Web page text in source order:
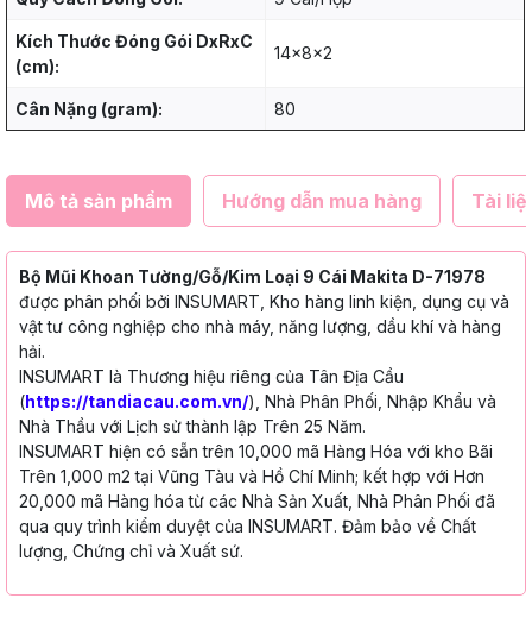
Kích Thước Đóng Gói DxRxC
(cm):
14x8x2
Cân Nặng (gram): 80
Mô tả sản phẩm Hướng dẫn mua hàng Tài
Bộ Mũi Khoan Tường/Gỗ/Kim Loại 9 Cái Makita D-71978
được phân phối bởi INSUMART, Kho hàng linh kiện, dụng cụ và
vật tư công nghiệp cho nhà máy, năng lượng, dầu khí và hàng
hải.
INSUMART là Thương hiệu riêng của Tân Địa Cầu
(https://tandiacau.com.vn/), Nhà Phân Phối, Nhập Khẩu và
Nhà Thầu với Lịch sử thành lập Trên 25 Năm.
INSUMART hiện có sẵn trên 10,000 mã Hàng Hóa với kho Bãi
Trên 1,000 m2 tại Vũng Tàu và Hồ Chí Minh; kết hợp với Hơn
20,000 mã Hàng hóa từ các Nhà Sản Xuất, Nhà Phân Phối đã
qua quy trình kiểm duyệt của INSUMART. Đảm bảo về Chất
lượng, Chứng chỉ và Xuất sứ.